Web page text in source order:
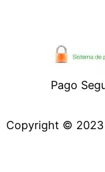
Pago
Copyright © 2023